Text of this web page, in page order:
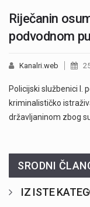
Riječanin
podvodnom
Kanalri.web
Policijski službenici I.
kriminalističko
državljaninom zbog
SRODNI
IZ ISTE